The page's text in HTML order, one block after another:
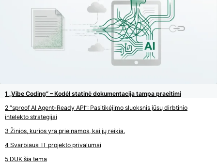
„Vibe Coding“ – Kodėl statinė dokumentacija tampa praeitimi
“sproof AI Agent-Ready API”: Pasitikėjimo sluoksnis jūsų dirbtinio
intelekto strategijai
Žinios, kurios yra prieinamos, kai jų reikia.
Svarbiausi IT projekto privalumai
DUK šia tema